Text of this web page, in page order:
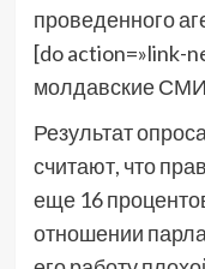
проведенного
[do action=»link-
молдавские
Результат
считают, что
еще 16
отношении